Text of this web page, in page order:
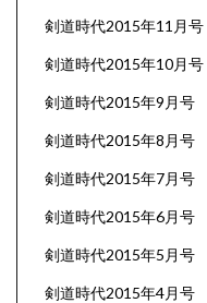
剣道時代2015年11月号
剣道時代2015年10月号
剣道時代2015年9月号
剣道時代2015年8月号
剣道時代2015年7月号
剣道時代2015年6月号
剣道時代2015年5月号
剣道時代2015年4月号